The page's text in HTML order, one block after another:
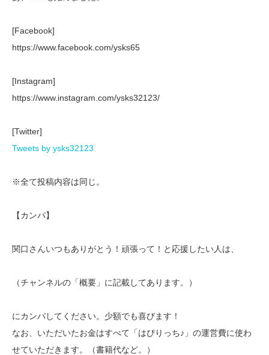
[Facebook]
https://www.facebook.com/ysks65
[Instagram]
https://www.instagram.com/ysks32123/
[Twitter]
Tweets by ysks32123
※全て投稿内容は同じ。
【カンパ】
関口さんいつもありがとう！頑張って！と応援したい人は、
（チャンネルの「概要」に記載してあります。）
にカンパしてください。少額でも喜びます！
なお、いただいたお金はすべて「はぴりっち♪」の運営費に使わ
せていただきます。（書籍代など。）